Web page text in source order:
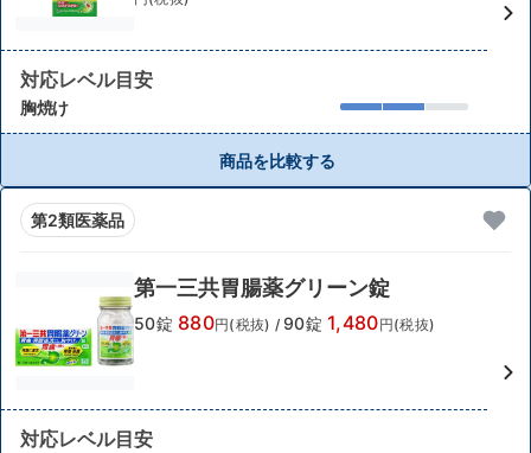
対応レベル目安
胸焼け
商品を比較する
第2類医薬品
第一三共胃腸薬グリーン錠
50錠 880円(税抜) / 90錠 1,480円(税抜)
対応レベル目安